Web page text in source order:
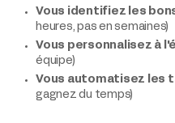
Vous identifiez les
heures, pas en semaines)
Vous personnalisez à
équipe)
Vous automatisez les
gagnez du temps)